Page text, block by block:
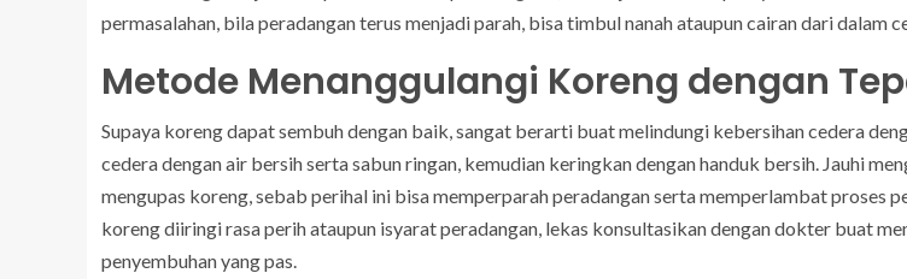
permasalahan, bila peradangan terus menjadi parah, bisa timbul nanah ataupun cairan dari dalam
Metode Menanggulangi Koreng dengan
Supaya koreng dapat sembuh dengan baik, sangat berarti buat melindungi kebersihan cedera
cedera dengan air bersih serta sabun ringan, kemudian keringkan dengan handuk bersih. Jauhi
mengupas koreng, sebab perihal ini bisa memperparah peradangan serta memperlambat proses
koreng diiringi rasa perih ataupun isyarat peradangan, lekas konsultasikan dengan dokter buat
penyembuhan yang pas.